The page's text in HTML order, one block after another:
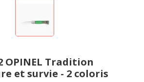
OPINEL Tradition
et survie - 2 coloris